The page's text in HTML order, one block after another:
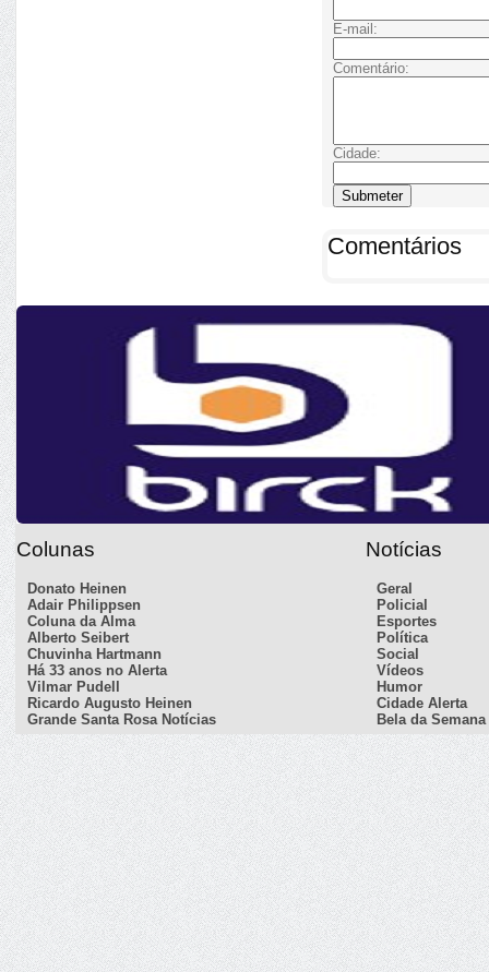
E-mail:
Comentário:
Cidade:
Comentários
Colunas
Donato Heinen
Adair Philippsen
Coluna da Alma
Alberto Seibert
Chuvinha Hartmann
Há 33 anos no Alerta
Vilmar Pudell
Ricardo Augusto Heinen
Grande Santa Rosa Notícias
Notícias
Geral
Policial
Esportes
Política
Social
Vídeos
Humor
Cidade Alerta
Bela da Semana